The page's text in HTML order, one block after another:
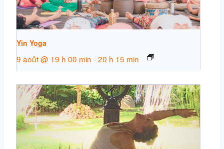
Yin Yoga
9 août @ 19 h 00 min -20 h 15 min